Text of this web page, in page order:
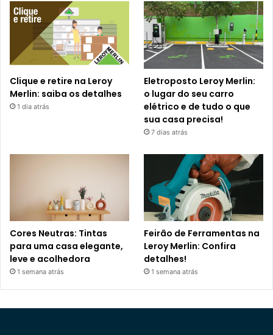
Clique e retire na Leroy
Merlin: saiba os detalhes
1 dia atrás
Eletroposto Leroy Merlin:
o lugar do seu carro
elétrico e de tudo o que
sua casa precisa!
7 dias atrás
Cores Neutras: Tintas
para uma casa elegante,
leve e acolhedora
1 semana atrás
Feirão de Ferramentas na
Leroy Merlin: Confira
detalhes!
1 semana atrás